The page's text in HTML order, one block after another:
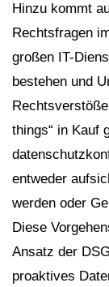
Hinzu kommt
Rechtsfragen
großen IT-
bestehen und
things“ in Kauf
entweder
werden oder
Diese
Ansatz der
proaktives